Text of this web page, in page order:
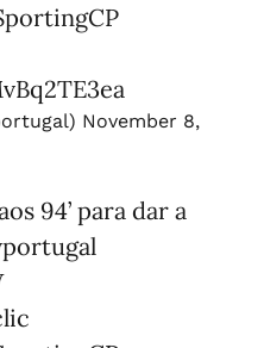
November 8,
94’ para dar a